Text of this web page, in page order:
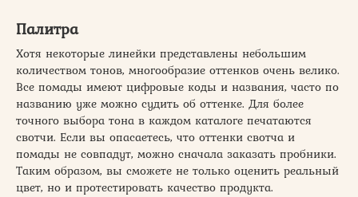
Палитра
Хотя некоторые линейки представлены небольшим
количеством тонов, многообразие оттенков очень велико.
Все помады имеют цифровые коды и названия, часто по
названию уже можно судить об оттенке. Для более
точного выбора тона в каждом каталоге печатаются
свотчи. Если вы опасаетесь, что оттенки свотча и
помады не совпадут, можно сначала заказать пробники.
Таким образом, вы сможете не только оценить реальный
цвет, но и протестировать качество продукта.